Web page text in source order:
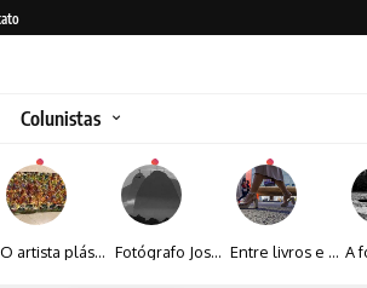
Colunistas
O artista plástico Jorge Luiz transforma sustentabilidade e criatividade em arte contemporânea Fotógrafo José Roberto apresenta um olhar sensível sobre arquitetura, formas e luz na fotografia Entre livros e fotografia autoral, Sebastião Reis consolida uma trajetória marcada pelo olhar artístico